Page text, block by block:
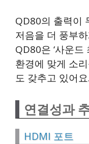
QD80의 출력이
저음을 더 풍부
QD80은 ‘사운드
환경에 맞게 소
도 갖추고 있어요.
연결성과
HDMI 포트